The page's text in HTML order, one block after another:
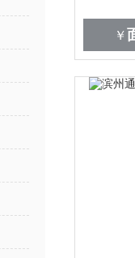
￥